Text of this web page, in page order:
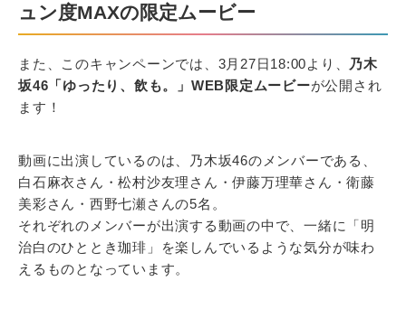
ュン度MAXの限定ムービー
また、このキャンペーンでは、3月27日18:00より、
乃木
坂46「ゆったり、飲も。」WEB限定ムービーが公開され
ます！
動画に出演しているのは、乃木坂46のメンバーである、
白石麻衣さん・松村沙友理さん・伊藤万理華さん・衛藤
美彩さん・西野七瀬さんの5名。
それぞれのメンバーが出演する動画の中で、一緒に「明
治白のひととき珈琲」を楽しんでいるような気分が味わ
えるものとなっています。